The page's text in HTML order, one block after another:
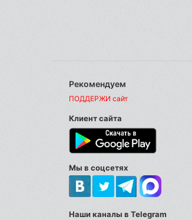
Рекомендуем
ПОДДЕРЖИ сайт
Клиент сайта
Мы в соцсетях
Наши каналы в Telegram